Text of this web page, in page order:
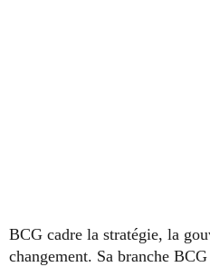
BCG cadre la stratégie, la
changement. Sa branche